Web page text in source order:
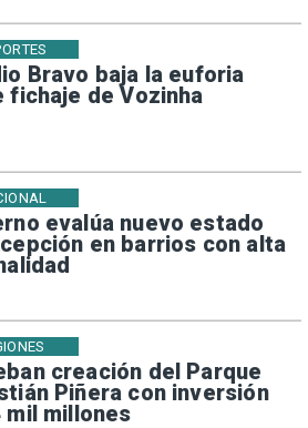
Bravo baja la euforia
fichaje de Vozinha
evalúa nuevo estado
en barrios con alta
creación del Parque
Piñera con inversión
mil millones